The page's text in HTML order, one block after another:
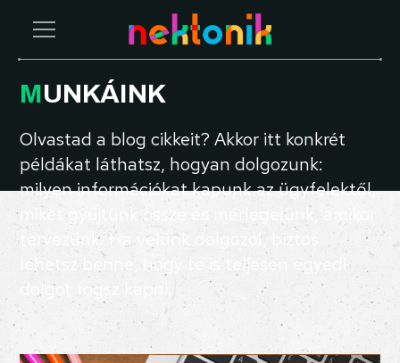
MUNKÁINK
Olvastad a blog cikkeit? Akkor itt konkrét
példákat láthatsz, hogyan dolgozunk:
milyen információkat kapunk az ügyfelektől,
miket gyűjtünk össze és mérlegelünk, amikor
tervezünk. Ha velünk dolgozol, biztos
lehetsz benne, hogy te is teljesen egyedi
dolgot fogsz kapni.